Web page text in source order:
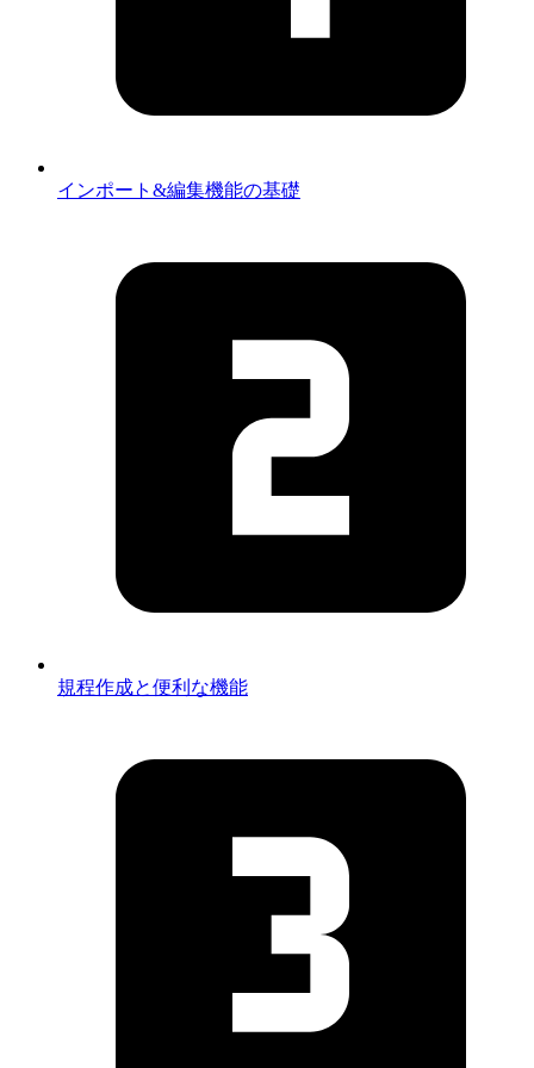
インポート&編集機能の基礎
規程作成と便利な機能